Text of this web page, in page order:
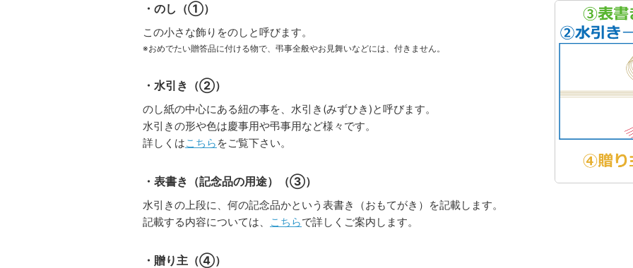
・のし（①）
この小さな飾りをのしと呼びます。
※おめでたい贈答品に付ける物で、弔事全般やお見舞いなどには、付きません。
・水引き（②）
のし紙の中心にある紐の事を、水引き(みずひき)と呼びます。
水引きの形や色は慶事用や弔事用など様々です。
詳しくはこちら をご覧下さい。
・表書き（記念品の用途）（③）
水引きの上段に、何の記念品かという表書き（おもてがき）を記載します。
記載する内容については、
こちらで詳しくご案内します。
・贈り主（④）